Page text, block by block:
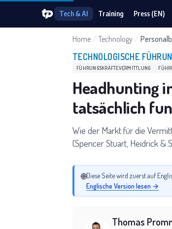
Tech & AI Training Press (EN)
Home / Technology /
TECHNOLOGISCHE
FÜHRUNGSKRÄFTEVERMITTLUNG
Headhunting
tatsächlich
Wie der Markt für die
(Spencer Stuart, Heidrick &
🌐Diese Seite wird zuerst auf
Englische Version lesen →
Thomas